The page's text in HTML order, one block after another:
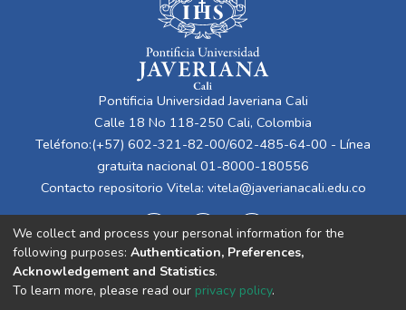
Pontificia Universidad Javeriana Cali
Calle 18 No 118-250 Cali, Colombia
Teléfono:(+57) 602-321-82-00/602-485-64-00 - Línea
gratuita nacional 01-8000-180556
Contacto repositorio Vitela: vitela@javerianacali.edu.co
We collect and process your personal information for the
following purposes: Authentication, Preferences,
Acknowledgement and Statistics.
To learn more, please read our privacy policy.